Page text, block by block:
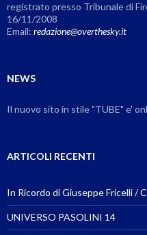
registrato presso Tribunale di
16/11/2008
Email: redazione@overthesky.it
NEWS
Il nuovo sito in stile "TUBE" e'
ARTICOLI RECENTI
In Ricordo di Giuseppe Fricelli /
UNIVERSO PASOLINI 14